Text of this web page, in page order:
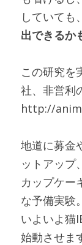
していても、
出できるか
この研究を
社、非営利
http://
地道に募金
ットアップ
カップケー
な予備実験
いよいよ猫
始動させま